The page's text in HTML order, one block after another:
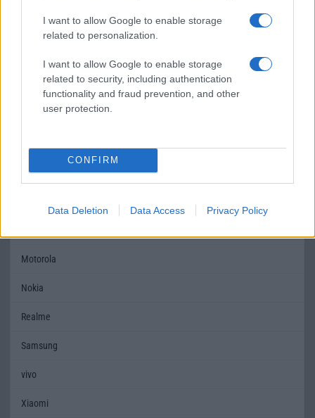
I want to allow Google to enable storage
related to personalization.
I want to allow Google to enable storage
related to security, including authentication
functionality and fraud prevention, and other
user protection.
CONFIRM
Data Deletion Data Access Privacy Policy
Védelem Nincs Nincs
Nincs publikus adat! 1,34
MOBILTELEFON MÁRKÁK
Honor
Motorola
Nokia
Realme
Samsung
vivo
Xiaomi